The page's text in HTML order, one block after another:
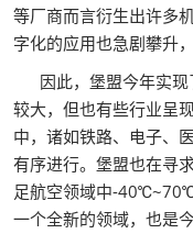
等厂商而言衍生出许多
字化的应用也急剧攀升
因此，堡盟今年实现
较大，但也有些行业呈
中，诸如铁路、电子、
有序进行。堡盟也在寻
足航空领域中-
一个全新的领域，也是